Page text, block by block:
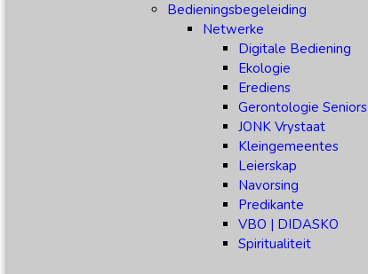
Bedieningsbegeleiding
Netwerke
Digitale Bediening
Ekologie
Erediens
Gerontologie Seniors
JONK Vrystaat
Kleingemeentes
Leierskap
Navorsing
Predikante
VBO | DIDASKO
Spiritualiteit